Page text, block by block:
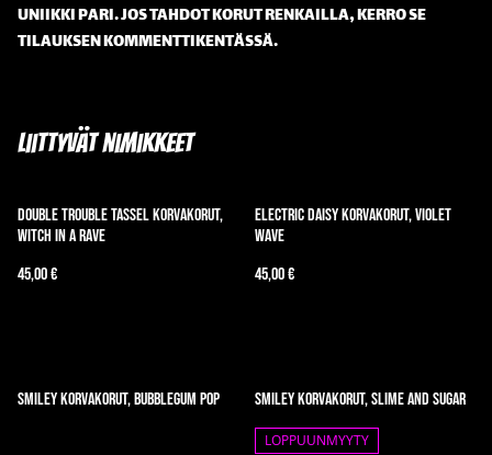
UNIIKKI PARI. JOS TAHDOT KORUT RENKAILLA, KERRO SE
TILAUKSEN KOMMENTTIKENTÄSSÄ.
Liittyvät nimikkeet
Double trouble tassel korvakorut,
Witch in a Rave
45,00 €
Electric daisy korvakorut, Violet
Wave
45,00 €
Smiley korvakorut, Bubblegum Pop Smiley korvakorut, Slime and Sugar
LOPPUUNMYYTY